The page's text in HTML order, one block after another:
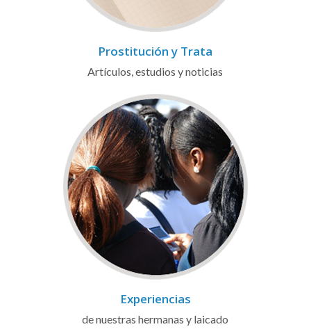
Prostitución y Trata
Artículos, estudios y noticias
Experiencias
de nuestras hermanas y laicado